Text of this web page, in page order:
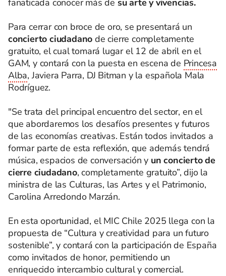
Para cerrar con broce de oro, se presentará un
concierto ciudadano de cierre completamente
gratuito, el cual tomará lugar el 12 de abril en el
GAM, y contará con la puesta en escena de Princesa
Alba, Javiera Parra, DJ Bitman y la española Mala
Rodríguez.
"Se trata del principal encuentro del sector, en el
que abordaremos los desafíos presentes y futuros
de las economías creativas. Están todos invitados a
formar parte de esta reflexión, que además tendrá
música, espacios de conversación y un concierto de
cierre ciudadano, completamente gratuito”, dijo la
ministra de las Culturas, las Artes y el Patrimonio,
Carolina Arredondo Marzán.
En esta oportunidad, el MIC Chile 2025 llega con la
propuesta de “Cultura y creatividad para un futuro
sostenible”, y contará con la participación de España
como invitados de honor, permitiendo un
enriquecido intercambio cultural y comercial.